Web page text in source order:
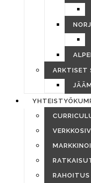
ARKTISET
RAHOITUS